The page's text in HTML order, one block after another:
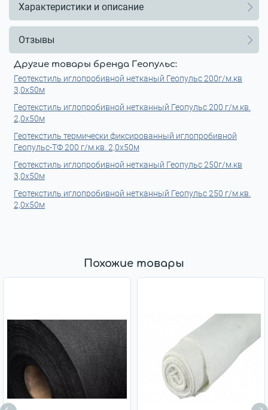
Характеристики и описание
Отзывы
Другие товары бренда Геопульс:
Геотекстиль иглопробивной нетканый Геопульс 200г/м.кв
3,0x50м
Геотекстиль иглопробивной нетканный Геопульс 200 г/м.кв.
2,0x50м
Геотекстиль термически фиксированный иглопробивной
Геопульс-ТФ 200 г/м.кв. 2,0x50м
Геотекстиль иглопробивной нетканый Геопульс 250г/м.кв
3,0x50м
Геотекстиль иглопробивной нетканный Геопульс 250 г/м.кв.
2,0x50м
Похожие товары